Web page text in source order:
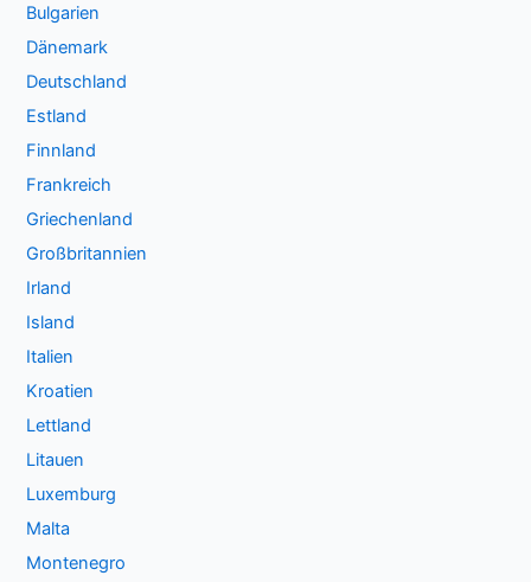
Bulgarien
Dänemark
Deutschland
Estland
Finnland
Frankreich
Griechenland
Großbritannien
Irland
Island
Italien
Kroatien
Lettland
Litauen
Luxemburg
Malta
Montenegro